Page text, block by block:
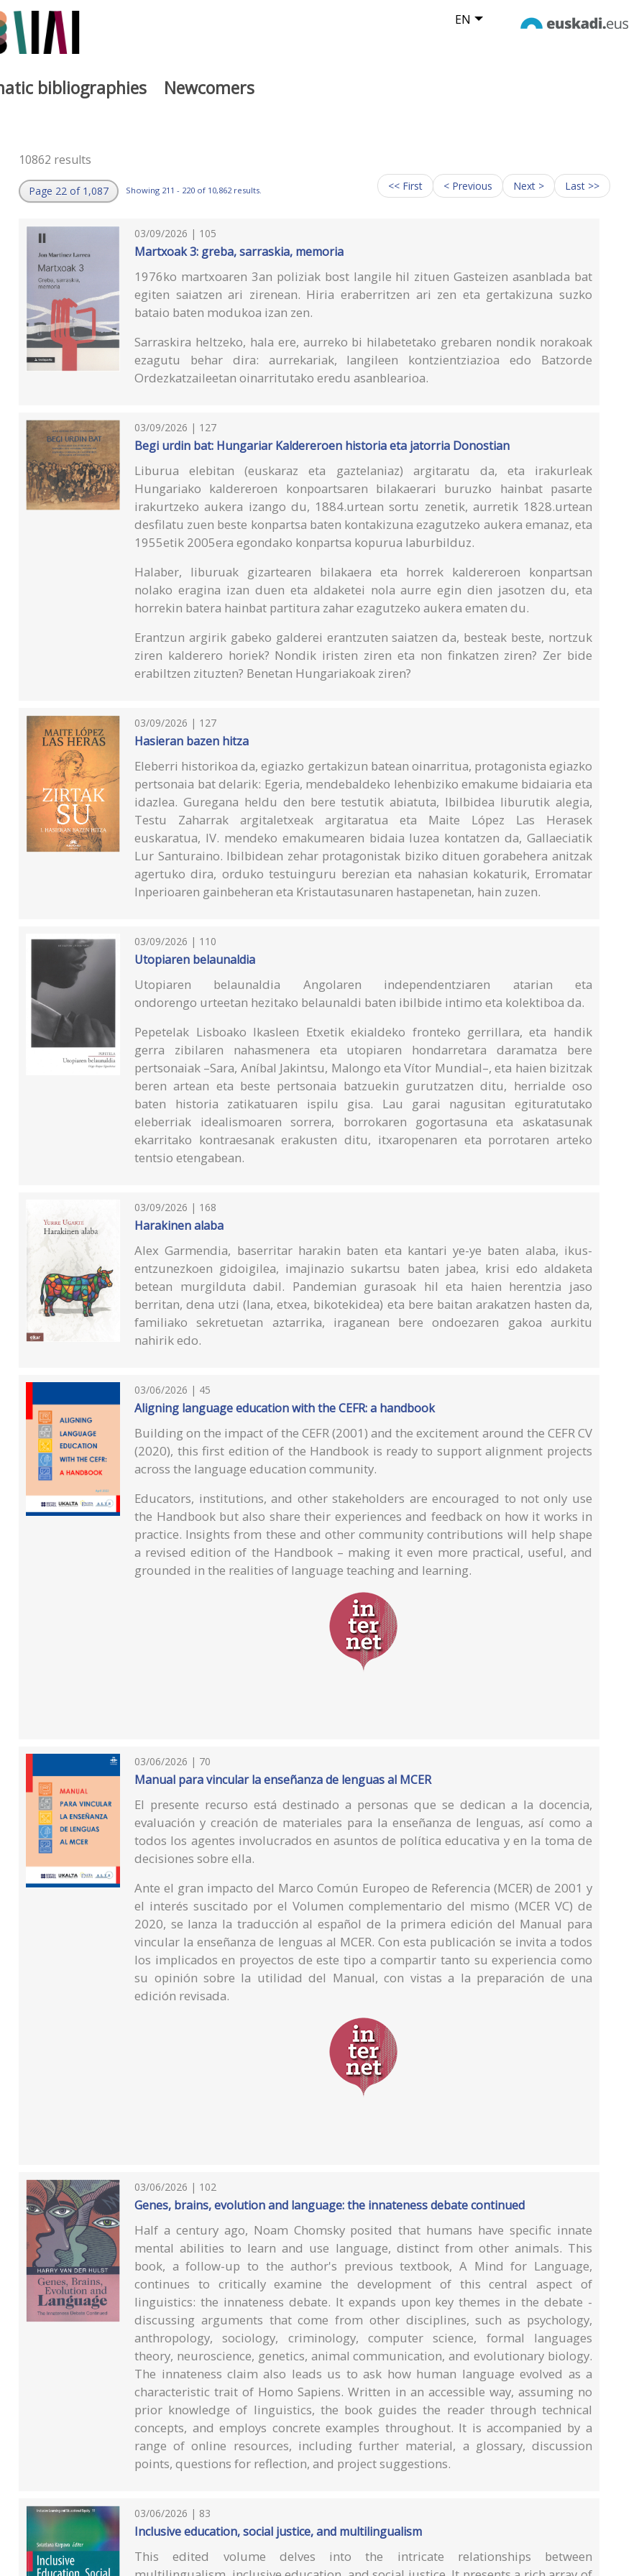
EN
bibliographies Newcomers
10862 results
Page 22 of 1,087 Showing 211 - 220 of 10,862 results. << First < Previous Next > Last >>
03/09/2026 | 105
Martxoak 3: greba, sarraskia, memoria
1976ko martxoaren 3an poliziak bost langile hil zituen Gasteizen asanblada bat
egiten saiatzen ari zirenean. Hiria eraberritzen ari zen eta gertakizuna suzko
bataio baten modukoa izan zen.
Sarraskira heltzeko, hala ere, aurreko bi hilabetetako grebaren nondik norakoak
ezagutu behar dira: aurrekariak, langileen kontzientziazioa edo Batzorde
Ordezkatzaileetan oinarritutako eredu asanblearioa.
03/09/2026 | 127
Begi urdin bat: Hungariar Kaldereroen historia eta jatorria Donostian
Liburua elebitan (euskaraz eta gaztelaniaz) argitaratu da, eta irakurleak
Hungariako kaldereroen konpoartsaren bilakaerari buruzko hainbat pasarte
irakurtzeko aukera izango du, 1884.urtean sortu zenetik, aurretik 1828.urtean
desfilatu zuen beste konpartsa baten kontakizuna ezagutzeko aukera emanaz, eta
1955etik 2005era egondako konpartsa kopurua laburbilduz.
Halaber, liburuak gizartearen bilakaera eta horrek kaldereroen konpartsan
nolako eragina izan duen eta aldaketei nola aurre egin dien jasotzen du, eta
horrekin batera hainbat partitura zahar ezagutzeko aukera ematen du.
Erantzun argirik gabeko galderei erantzuten saiatzen da, besteak beste, nortzuk
ziren kalderero horiek? Nondik iristen ziren eta non finkatzen ziren? Zer bide
erabiltzen zituzten? Benetan Hungariakoak ziren?
03/09/2026 | 127
Hasieran bazen hitza
Eleberri historikoa da, egiazko gertakizun batean oinarritua, protagonista egiazko
pertsonaia bat delarik: Egeria, mendebaldeko lehenbiziko emakume bidaiaria eta
idazlea. Guregana heldu den bere testutik abiatuta, Ibilbidea liburutik alegia,
Testu Zaharrak argitaletxeak argitaratua eta Maite López Las Herasek
euskaratua, IV. mendeko emakumearen bidaia luzea kontatzen da, Gallaeciatik
Lur Santuraino. Ibilbidean zehar protagonistak biziko dituen gorabehera anitzak
agertuko dira, orduko testuinguru berezian eta nahasian kokaturik, Erromatar
Inperioaren gainbeheran eta Kristautasunaren hastapenetan, hain zuzen.
03/09/2026 | 110
Utopiaren belaunaldia
Utopiaren belaunaldia Angolaren independentziaren atarian eta
ondorengo urteetan hezitako belaunaldi baten ibilbide intimo eta kolektiboa da.
Pepetelak Lisboako Ikasleen Etxetik ekialdeko fronteko gerrillara, eta handik
gerra zibilaren nahasmenera eta utopiaren hondarretara daramatza bere
pertsonaiak –Sara, Aníbal Jakintsu, Malongo eta Vítor Mundial–, eta haien bizitzak
beren artean eta beste pertsonaia batzuekin gurutzatzen ditu, herrialde oso
baten historia zatikatuaren ispilu gisa. Lau garai nagusitan egituratutako
eleberriak idealismoaren sorrera, borrokaren gogortasuna eta askatasunak
ekarritako kontraesanak erakusten ditu, itxaropenaren eta porrotaren arteko
tentsio etengabean.
03/09/2026 | 168
Harakinen alaba
Alex Garmendia, baserritar harakin baten eta kantari ye-ye baten alaba, ikus-
entzunezkoen gidoigilea, imajinazio sukartsu baten jabea, krisi edo aldaketa
betean murgilduta dabil. Pandemian gurasoak hil eta haien herentzia jaso
berritan, dena utzi (lana, etxea, bikotekidea) eta bere baitan arakatzen hasten da,
familiako sekretuetan aztarrika, iraganean bere ondoezaren gakoa aurkitu
nahirik edo.
03/06/2026 | 45
Aligning language education with the CEFR: a handbook
Building on the impact of the CEFR (2001) and the excitement around the CEFR CV
(2020), this first edition of the Handbook is ready to support alignment projects
across the language education community.
Educators, institutions, and other stakeholders are encouraged to not only use
the Handbook but also share their experiences and feedback on how it works in
practice. Insights from these and other community contributions will help shape
a revised edition of the Handbook – making it even more practical, useful, and
grounded in the realities of language teaching and learning.
03/06/2026 | 70
Manual para vincular la enseñanza de lenguas al MCER
El presente recurso está destinado a personas que se dedican a la docencia,
evaluación y creación de materiales para la enseñanza de lenguas, así como a
todos los agentes involucrados en asuntos de política educativa y en la toma de
decisiones sobre ella.
Ante el gran impacto del Marco Común Europeo de Referencia (MCER) de 2001 y
el interés suscitado por el Volumen complementario del mismo (MCER VC) de
2020, se lanza la traducción al español de la primera edición del Manual para
vincular la enseñanza de lenguas al MCER. Con esta publicación se invita a todos
los implicados en proyectos de este tipo a compartir tanto su experiencia como
su opinión sobre la utilidad del Manual, con vistas a la preparación de una
edición revisada.
03/06/2026 | 102
Genes, brains, evolution and language: the innateness debate continued
Half a century ago, Noam Chomsky posited that humans have specific innate
mental abilities to learn and use language, distinct from other animals. This
book, a follow-up to the author's previous textbook, A Mind for Language,
continues to critically examine the development of this central aspect of
linguistics: the innateness debate. It expands upon key themes in the debate -
discussing arguments that come from other disciplines, such as psychology,
anthropology, sociology, criminology, computer science, formal languages
theory, neuroscience, genetics, animal communication, and evolutionary biology.
The innateness claim also leads us to ask how human language evolved as a
characteristic trait of Homo Sapiens. Written in an accessible way, assuming no
prior knowledge of linguistics, the book guides the reader through technical
concepts, and employs concrete examples throughout. It is accompanied by a
range of online resources, including further material, a glossary, discussion
points, questions for reflection, and project suggestions.
03/06/2026 | 83
Inclusive education, social justice, and multilingualism
This edited volume delves into the intricate relationships between